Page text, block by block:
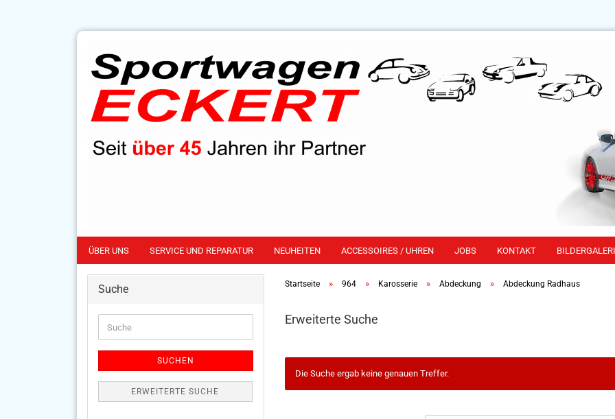
ÜBER UNS SERVICE UND REPARATUR NEUHEITEN ACCESSOIRES / UHREN JOBS KONTAKT
Startseite » 964 » Karosserie » Abdeckung » Abdeckung Radhaus
Erweiterte Suche
Die Suche ergab keine genauen Treffer.
Suche
SUCHEN
ERWEITERTE SUCHE